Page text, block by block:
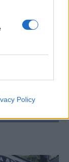
Policy